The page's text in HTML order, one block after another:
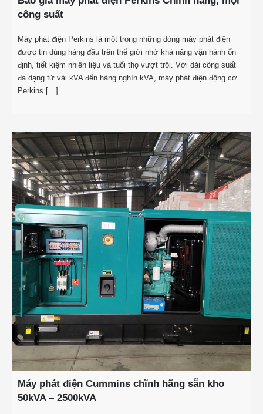
công suất
Máy phát điện Perkins là một trong những dòng máy phát điện
được tin dùng hàng đầu trên thế giới nhờ khả năng vận hành ổn
định, tiết kiệm nhiên liệu và tuổi thọ vượt trội. Với dải công suất
đa dạng từ vài kVA đến hàng nghìn kVA, máy phát điện động cơ
Perkins […]
Máy phát điện Cummins chĩnh hãng sẵn kho
50kVA – 2500kVA